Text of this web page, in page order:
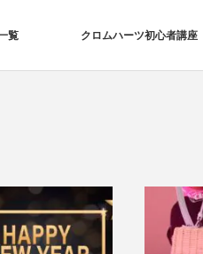
覧 クロムハーツ初心者講座